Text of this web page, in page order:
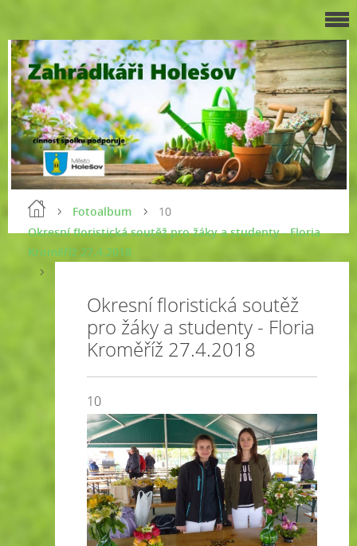
Fotoalbum
Okresní floristická soutěž pro žáky a studenty - Floria
Kroměříž 27.4.2018
10
Okresní floristická soutěž
pro žáky a studenty - Floria
Kroměříž 27.4.2018
10